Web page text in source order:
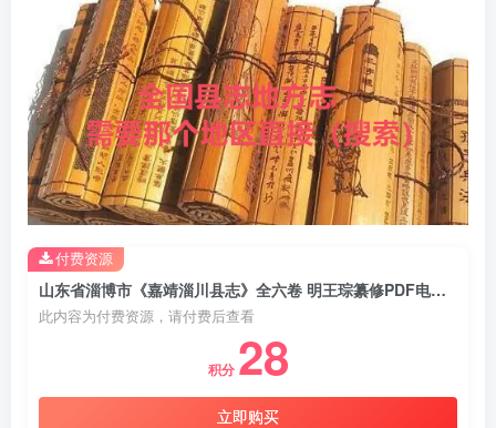
山东省淄博市《嘉靖淄川县志》全六卷 明王琮纂修PDF电子版地方志下载
此内容为付费资源，请付费后查看
积分 28
立即购买
付费资源